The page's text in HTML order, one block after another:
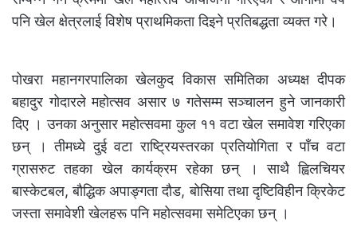
पनि खेल क्षेत्रलाई विशेष प्राथमिकता दिइने प्रतिबद्धता व्यक्त गरे।
पोखरा महानगरपालिका खेलकुद विकास समितिका अध्यक्ष दीपक
बहादुर गोदारले महोत्सव असार ७ गतेसम्म सञ्चालन हुने जानकारी
दिए । उनका अनुसार महोत्सवमा कुल ११ वटा खेल समावेश गरिएका
छन् । तीमध्ये दुई वटा राष्ट्रियस्तरका प्रतियोगिता र पाँच वटा
ग्रासरुट तहका खेल कार्यक्रम रहेका छन् । साथै ह्विलचियर
बास्केटबल, बौद्धिक अपाङ्गता दौड, बोसिया तथा दृष्टिविहीन क्रिकेट
जस्ता समावेशी खेलहरू पनि महोत्सवमा समेटिएका छन् ।